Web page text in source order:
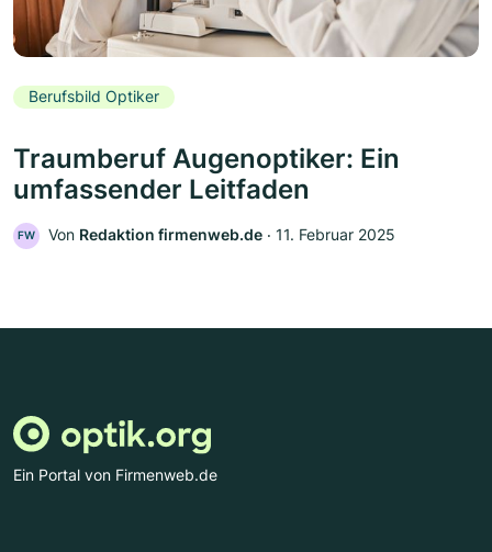
Berufsbild Optiker
Traumberuf Augenoptiker: Ein
umfassender Leitfaden
FW Von Redaktion firmenweb.de ‧ 11. Februar 2025
Ein Portal von Firmenweb.de